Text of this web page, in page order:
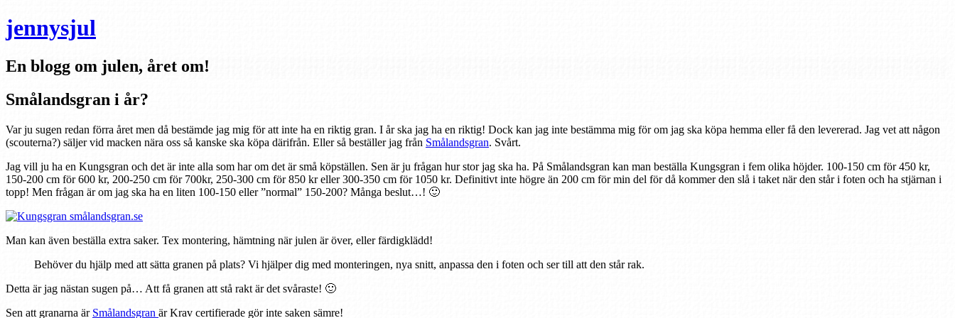
jennysjul
En blogg om julen, året om!
Smålandsgran i år?
Var ju sugen redan förra året men då bestämde jag mig för att inte ha en riktig gran. I år ska jag ha en riktig! Dock kan jag inte bestämma mig för om jag ska köpa hemma eller få den levererad. Jag vet att någon
(scouterna?) säljer vid macken nära oss så kanske ska köpa därifrån. Eller så beställer jag från Smålandsgran. Svårt.
Jag vill ju ha en Kungsgran och det är inte alla som har om det är små köpställen. Sen är ju frågan hur stor jag ska ha. På Smålandsgran kan man beställa Kungsgran i fem olika höjder. 100-150 cm för 450 kr,
150-200 cm för 600 kr, 200-250 cm för 700kr, 250-300 cm för 850 kr eller 300-350 cm för 1050 kr. Definitivt inte högre än 200 cm för min del för då kommer den slå i taket när den står i foten och ha stjärnan i
topp! Men frågan är om jag ska ha en liten 100-150 eller ”normal” 150-200? Många beslut…! 🙂
Man kan även beställa extra saker. Tex montering, hämtning när julen är över, eller färdigklädd!
Behöver du hjälp med att sätta granen på plats? Vi hjälper dig med monteringen, nya snitt, anpassa den i foten och ser till att den står rak.
Detta är jag nästan sugen på… Att få granen att stå rakt är det svåraste! 🙂
Sen att granarna är Smålandsgran är Krav certifierade gör inte saken sämre!